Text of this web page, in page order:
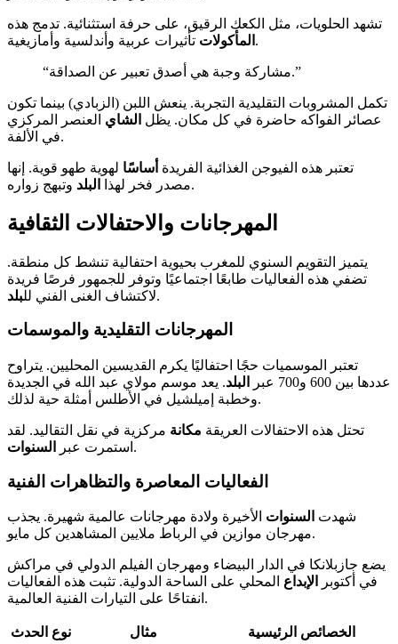
تشهد الحلويات، مثل الكعك الرقيق، على حرفة استثنائية. تدمج هذه
المأكولات تأثيرات عربية وأندلسية وأمازيغية.
“مشاركة وجبة هي أصدق تعبير عن الصداقة.”
تكمل المشروبات التقليدية التجربة. ينعش اللبن (الزبادي) بينما تكون
عصائر الفواكه حاضرة في كل مكان. يظل الشاي العنصر المركزي
في الألفة.
تعتبر هذه الفيوجن الغذائية الفريدة أساسًا لهوية طهو قوية. إنها
مصدر فخر لهذا
البلد وتبهج زواره.
المهرجانات والاحتفالات الثقافية
يتميز التقويم السنوي للمغرب بحيوية احتفالية تنشط كل منطقة.
تضفي هذه الفعاليات طابعًا اجتماعيًا وتوفر للجمهور فرصًا فريدة
لاكتشاف الغنى الفني للبلد .
المهرجانات التقليدية والموسمات
تعتبر الموسميات حجًا احتفاليًا يكرم القديسين المحليين. يتراوح
عددها بين 600 و700 عبر
البلد. يعد موسم مولاي عبد الله في الجديدة
وخطبة إميلشيل في الأطلس أمثلة حية لذلك.
تحتل هذه الاحتفالات العريقة مكانة مركزية في نقل التقاليد. لقد
استمرت عبر
السنوات .
الفعاليات المعاصرة والتظاهرات الفنية
شهدت السنوات الأخيرة ولادة مهرجانات عالمية شهيرة. يجذب
مهرجان موازين في الرباط ملايين المشاهدين كل مايو.
يضع جازبلانكا في الدار البيضاء ومهرجان الفيلم الدولي في مراكش
في أكتوبر
الإبداع المحلي على الساحة الدولية. تثبت هذه الفعاليات
انفتاحًا على التيارات الفنية العالمية.
نوع الحدث مثال
الخصائص الرئيسية